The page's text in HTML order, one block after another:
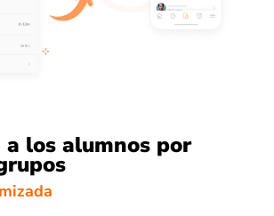
a los alumnos por